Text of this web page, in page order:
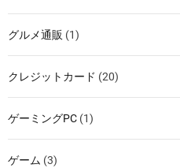
グルメ通販 (1)
クレジットカード (20)
ゲーミングPC (1)
ゲーム (3)